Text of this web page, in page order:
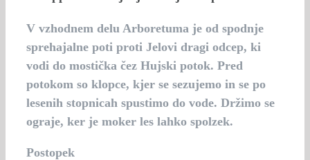
V vzhodnem delu Arboretuma je od spodnje
sprehajalne poti proti Jelovi dragi odcep, ki
vodi do mostička čez Hujski potok. Pred
potokom so klopce, kjer se sezujemo in se po
lesenih stopnicah spustimo do vode. Držimo se
ograje, ker je moker les lahko spolzek.
Postopek